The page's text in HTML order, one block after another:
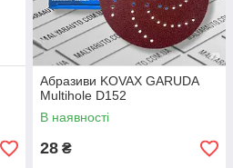
Абразиви KOVAX GARUDA
Multihole D152
В наявності
28 ₴